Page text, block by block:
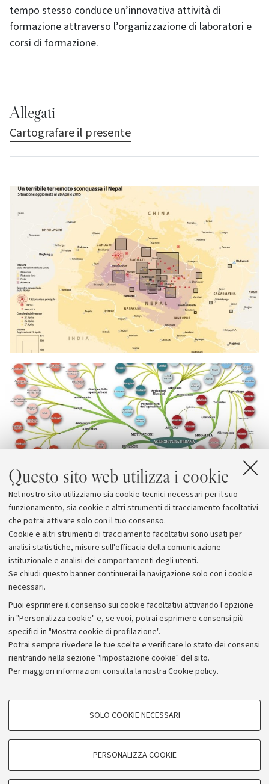
Questo sito web utilizza i cookie
Nel nostro sito utilizziamo sia cookie tecnici necessari per il suo
funzionamento, sia cookie e altri strumenti di tracciamento facoltativi
che potrai attivare solo con il tuo consenso.
Cookie e altri strumenti di tracciamento facoltativi sono usati per
analisi statistiche, misure sull'efficacia della comunicazione
istituzionale e analisi dei comportamenti degli utenti.
Se chiudi questo banner continuerai la navigazione solo con i cookie
necessari.
Puoi esprimere il consenso sui cookie facoltativi attivando l'opzione
in "Personalizza cookie" e, se vuoi, potrai esprimere consensi più
specifici in "Mostra cookie di profilazione".
Potrai sempre rivedere le tue scelte e verificare lo stato dei consensi
rientrando nella sezione "Impostazione cookie" del sito.
Per maggiori informazioni consulta la nostra Cookie policy.
COOKIE DI PROFILAZIONE - FACOLTATIVI
SOLO COOKIE NECESSARI
PERSONALIZZA COOKIE
tempo stesso conduce un’innovativa attività di
formazione attraverso l’organizzazione di laboratori e
corsi di formazione.
Allegati
Cartografare il presente
Archivio
Comunicati stampa
Redazione
Rassegna stampa
© Copyright 2026 - ALMA MATER STUDIORUM - Università di
Bologna - Via Zamboni, 33 - 40126 Bologna - PI: 01131710376 -